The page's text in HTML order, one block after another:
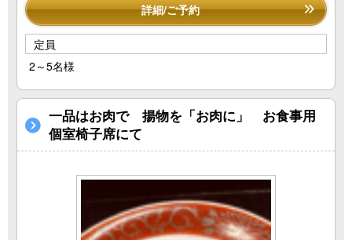
詳細/ご予約
定員
2～5名様
一品はお肉で 揚物を「お肉に」 お食事用
個室椅子席にて